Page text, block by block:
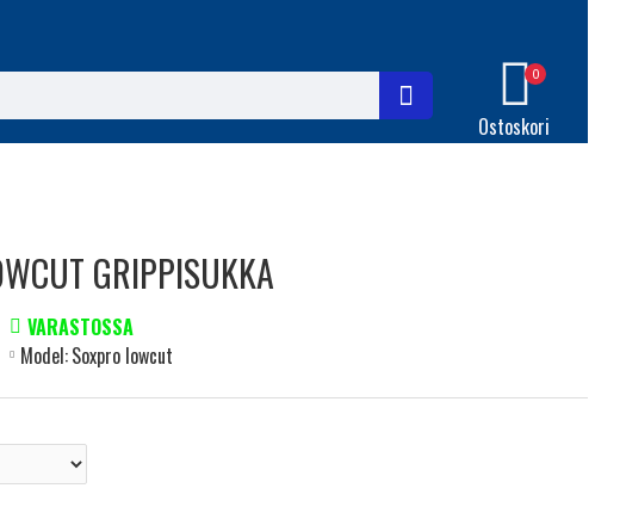
Ostoskori
0
GRIPPISUKKA
VARASTOSSA
Model:Soxpro lowcut